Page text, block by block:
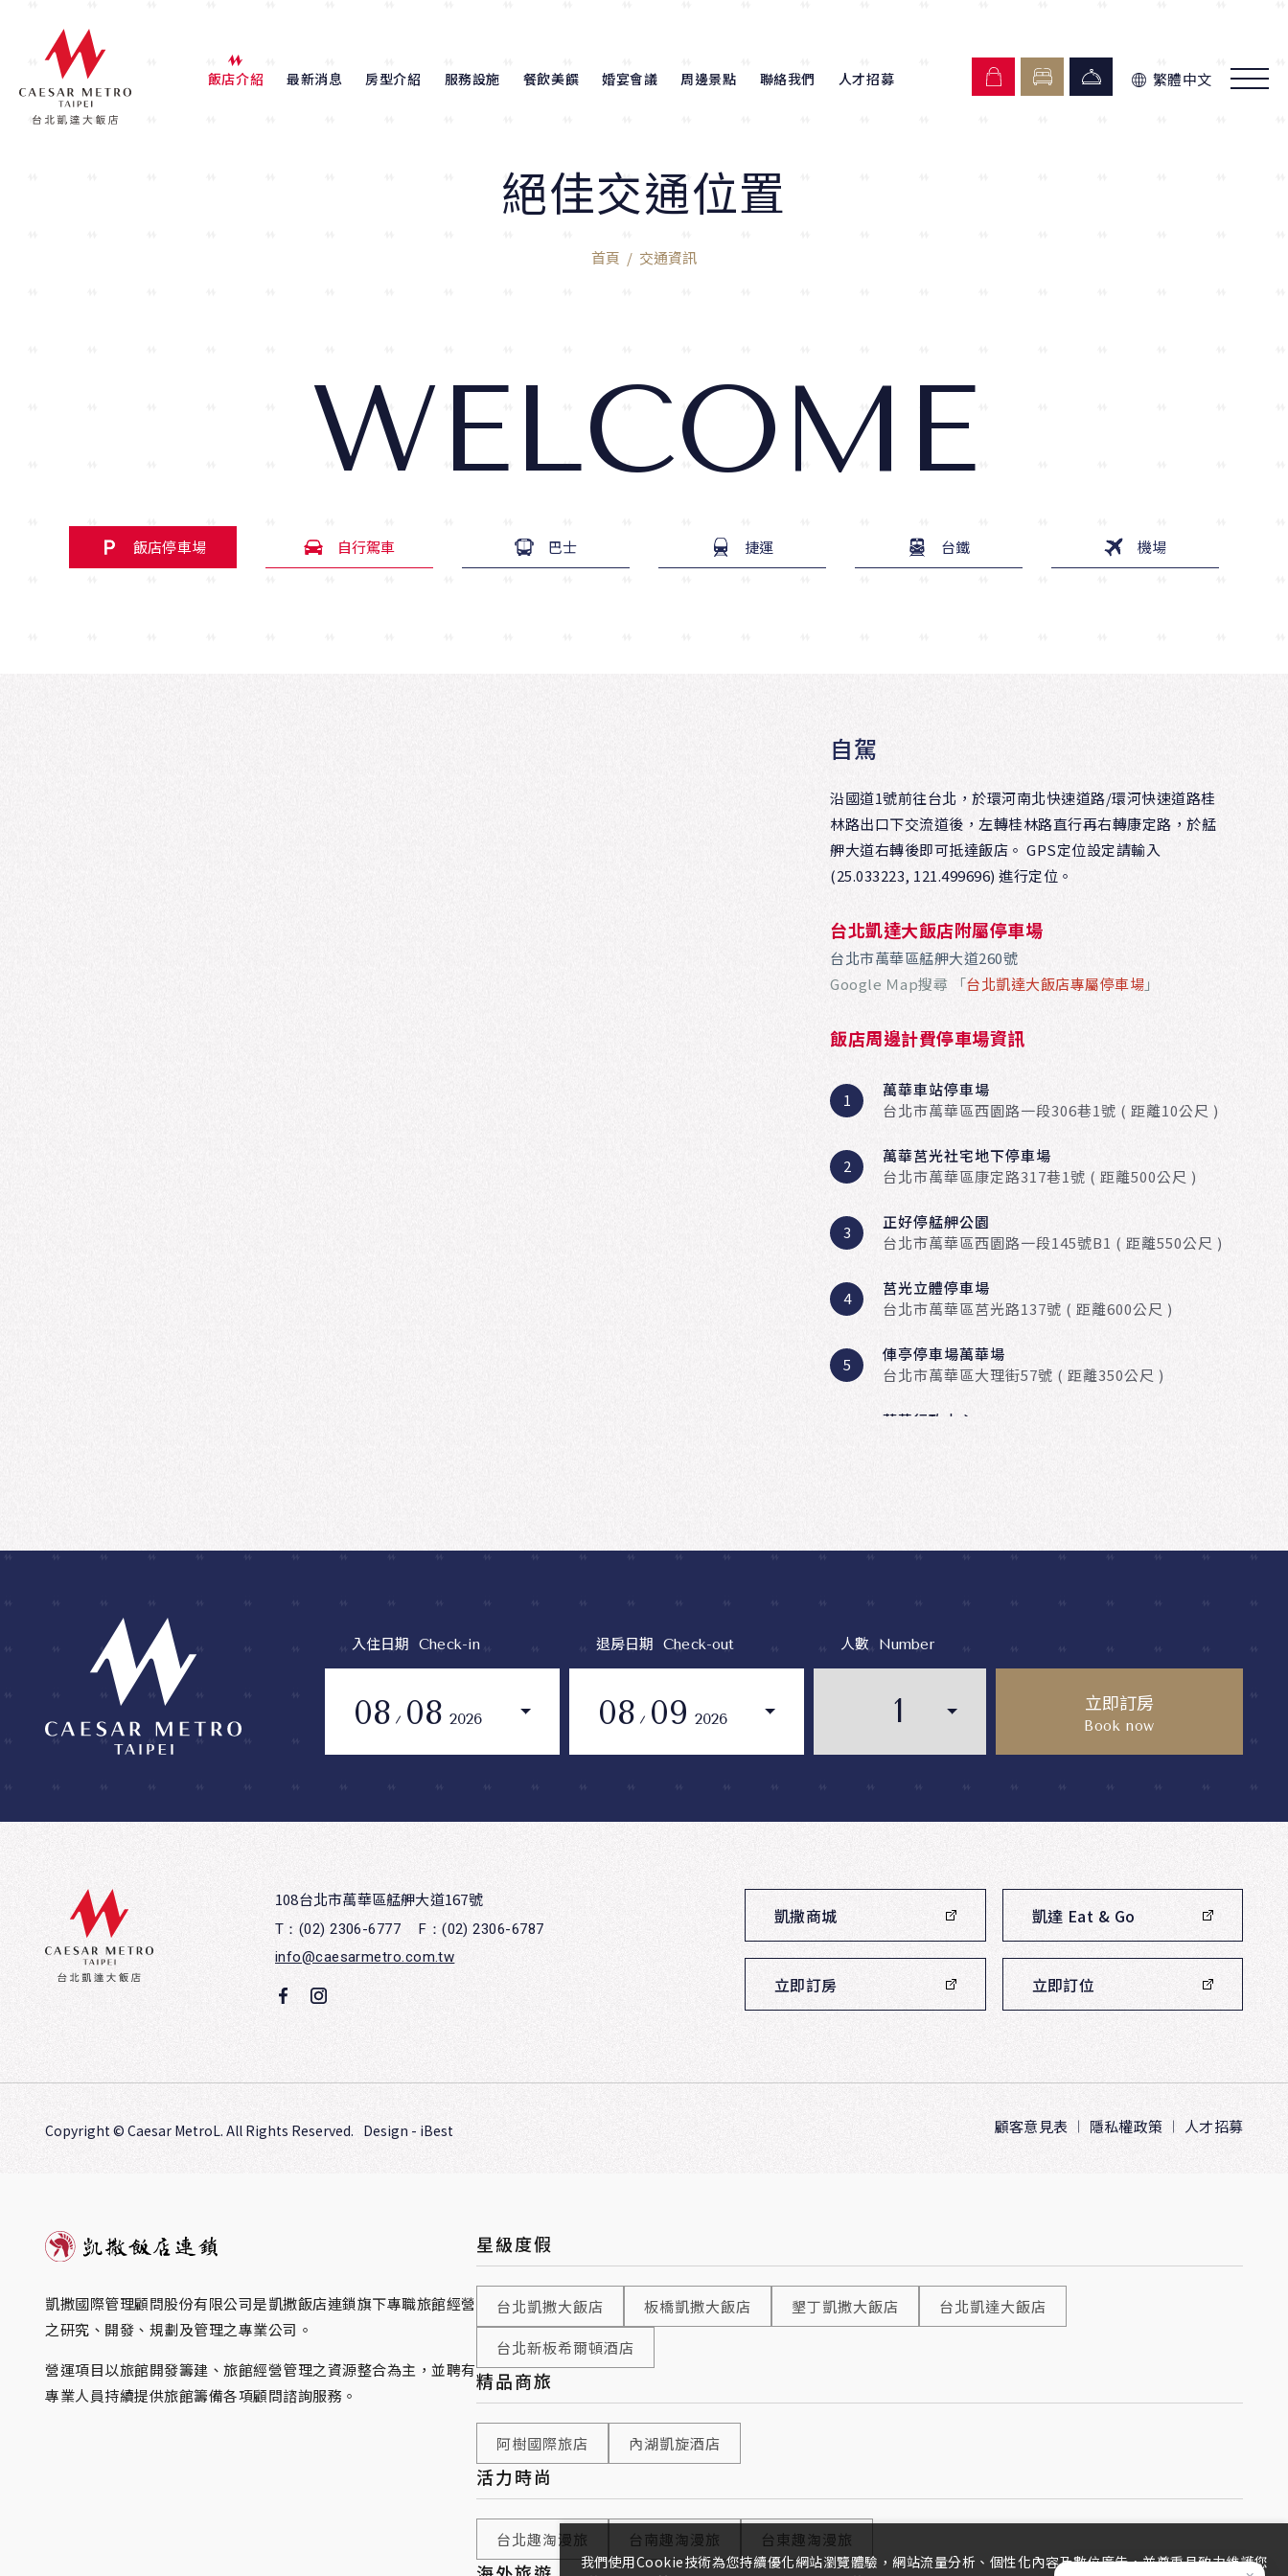
飯店介紹 最新消息 房型介紹 服務設施 餐飲美饌 婚宴會議 周邊景點 聯絡我們 人才招募 繁體中文
絕佳交通位置
首頁 交通資訊
WELCOME
飯店停車場 自行駕車 巴士 捷運 台鐵 機場
自駕
沿國道1號前往台北，於環河南北快速道路/環河快速道路桂
林路出口下交流道後，左轉桂林路直行再右轉康定路，於艋
舺大道右轉後即可抵達飯店。 GPS定位設定請輸入
(25.033223, 121.499696) 進行定位。
台北凱達大飯店附屬停車場
台北市萬華區艋舺大道260號
Google Ｍap搜尋 「台北凱達大飯店專屬停車場」
飯店周邊計費停車場資訊
1
萬華車站停車場
台北市萬華區西園路一段306巷1號 ( 距離10公尺 )
2
萬華莒光社宅地下停車場
台北市萬華區康定路317巷1號 ( 距離500公尺 )
3
正好停艋舺公園
台北市萬華區西園路一段145號B1 ( 距離550公尺 )
4
莒光立體停車場
台北市萬華區莒光路137號 ( 距離600公尺 )
5
俥亭停車場萬華場
台北市萬華區大理街57號 ( 距離350公尺 )
萬華行政中心
須高於10 公分)。
本飯店提供住客每房乙個停車塔位置，車位採先到先停制，
恕不保留車位。機械式停車塔除了給予入住的房客做使用
外，同時也提供其他用餐及宴會廳的貴賓，因停車塔獨立運
入住日期 Check-in
08 08 2026
退房日期 Check-out
08 09 2026
人數 Number
立即訂房
Book now
108台北市萬華區艋舺大道167號
T：(02) 2306-6777
F：(02) 2306-6787
info@caesarmetro.com.tw
凱撒商城 凱達 Eat & Go
立即訂房 立即訂位
Copyright © Caesar MetroL. All Rights Reserved. Design - iBest 顧客意見表 隱私權政策 人才招募
凱撒國際管理顧問股份有限公司是凱撒飯店連鎖旗下專職旅館經營
之研究、開發、規劃及管理之專業公司。
營運項目以旅館開發籌建、旅館經營管理之資源整合為主，並聘有
專業人員持續提供旅館籌備各項顧問諮詢服務。
星級度假
台北凱撒大飯店 板橋凱撒大飯店 墾丁凱撒大飯店 台北凱達大飯店
台北新板希爾頓酒店
精品商旅
阿樹國際旅店 內湖凱旋酒店
活力時尚
台北趣淘漫旅 台南趣淘漫旅 台東趣淘漫旅
我們使用Cookie技術為您持續優化網站瀏覽體驗，網站流量分析、個性化內容及數位廣告，並尊重且致力維護您